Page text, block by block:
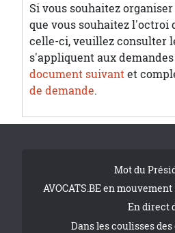
Si vous souhaitez
que vous souhaitez l'octroi
celle-ci, veuillez consulter
s'appliquent aux
document suivantet
de demande.
Tribune FooterMot du
AVOCATS.BE en mouvement
En direct
Dans les coulisses